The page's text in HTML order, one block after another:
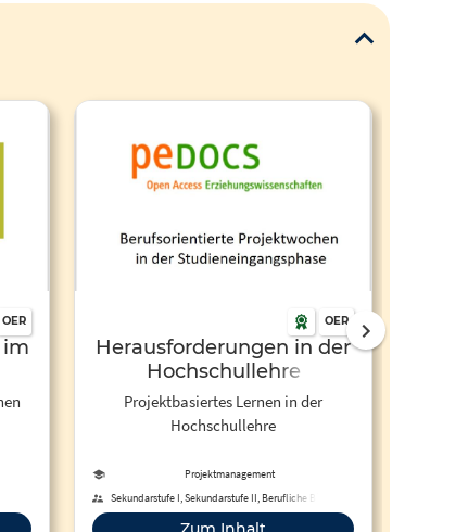
OER
im
OER
Herausforderungen in der
Hochschullehre
Projektbasiertes Lernen in der
Hochschullehre
Projektmanagement
Sekundarstufe I, Sekundarstufe II, Berufliche Bildung,
Hochschule